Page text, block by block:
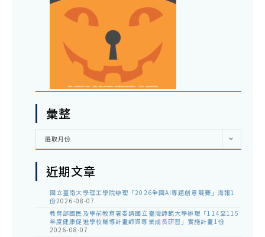
彙整
彙
選取月份
近期文章
國立臺南大學理工學院辦理「2026全國AI專題創意競賽」海報1
份2026-08-07
教育部國民及學前教育署委請國立臺灣師範大學辦理「114至115
年度健康促進學校輔導計畫師資專業成長研習」實施計畫1份
2026-08-07